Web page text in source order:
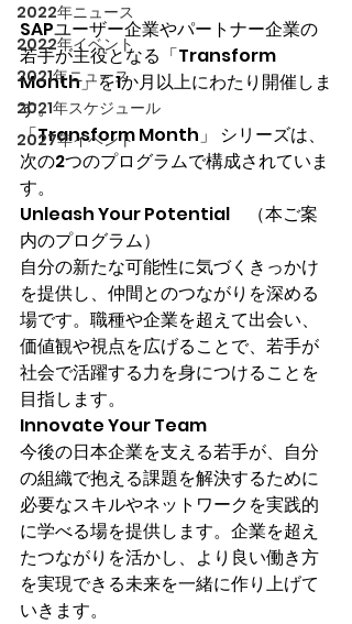
2022年ニュース
2022年イベント
2021年ニュース
2021年スケジュール
2027年イベント
SAPユーザー企業やパートナー企業の
若手が主役となる「Transform
Month」を1か月以上にわたり開催しま
す。
「Transform Month」 シリーズは、
次の2つのプログラムで構成されていま
す。
Unleash Your Potential　（本ご案
内のプログラム）
自分の新たな可能性に気づくきっかけ
を提供し、仲間とのつながりを深める
場です。職種や企業を超えて出会い、
価値観や視点を広げることで、若手が
社会で活躍する力を身につけることを
目指します。
Innovate Your Team
今後の日本企業を支える若手が、自分
の組織で抱える課題を解決するために
必要なスキルやネットワークを実践的
に学べる場を提供します。企業を超え
たつながりを活かし、より良い働き方
を実現できる未来を一緒に作り上げて
いきます。